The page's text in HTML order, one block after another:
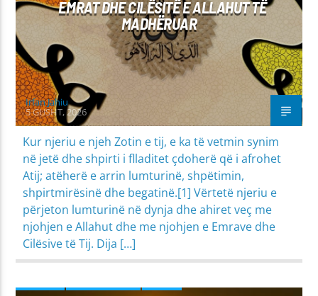
EMRAT DHE CILËSITË E ALLAHUT TË
MADHËRUAR
Irfan Jahiu
5 GUSHT, 2026
Kur njeriu e njeh Zotin e tij, e ka të vetmin synim
në jetë dhe shpirti i flladitet çdoherë që i afrohet
Atij; atëherë e arrin lumturinë, shpëtimin,
shpirtmirësinë dhe begatinë.[1] Vërtetë njeriu e
përjeton lumturinë në dynja dhe ahiret veç me
njohjen e Allahut dhe me njohjen e Emrave dhe
Cilësive të Tij. Dija […]